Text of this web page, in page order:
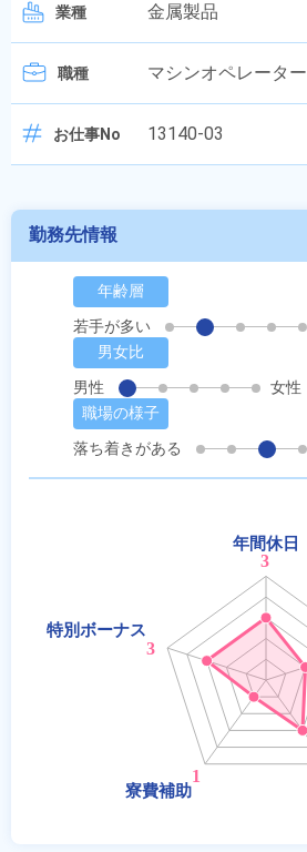
業種 金属製品
職種 マシンオペレーター
お仕事No 13140-03
勤務先情報
年齢層
若手が多い
男女比
男性
女性
職場の様子
落ち着きがある